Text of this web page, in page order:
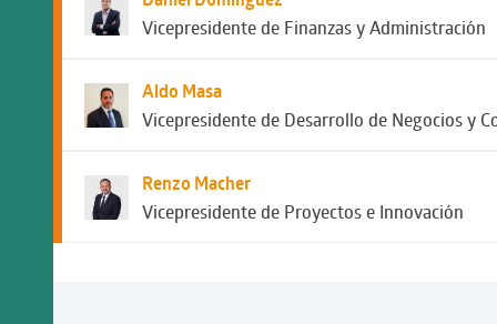
Vicepresidente de Finanzas y Administración
Aldo Masa
Vicepresidente de Desarrollo de Negocios y
Renzo Macher
Vicepresidente de Proyectos e Innovación